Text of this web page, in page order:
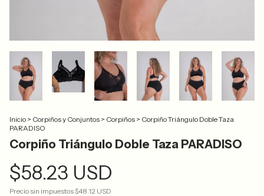
Inicio > Corpiños y Conjuntos > Corpiños > Corpiño Triángulo Doble Taza
PARADISO
Corpiño Triángulo Doble Taza PARADISO
$58.23 USD
Precio sin impuestos $48.12 USD